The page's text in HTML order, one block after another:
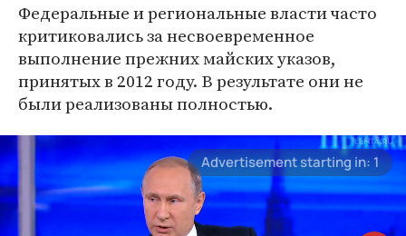
Федеральные и региональные власти часто
критиковались за несвоевременное
выполнение прежних майских указов,
принятых в 2012 году. В результате они не
были реализованы полностью.